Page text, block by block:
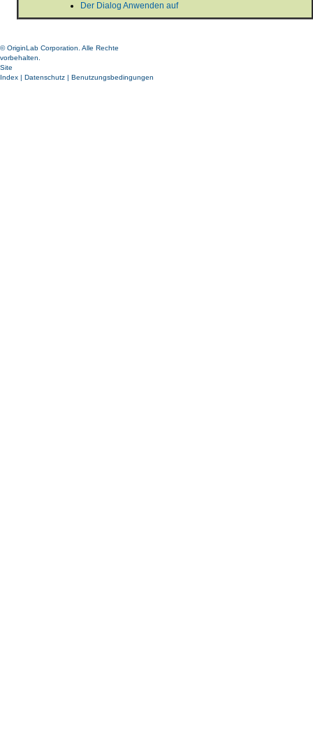
Der Dialog Anwenden auf
© OriginLab Corporation. Alle Rechte
vorbehalten.
Site
Index | Datenschutz | Benutzungsbedingungen